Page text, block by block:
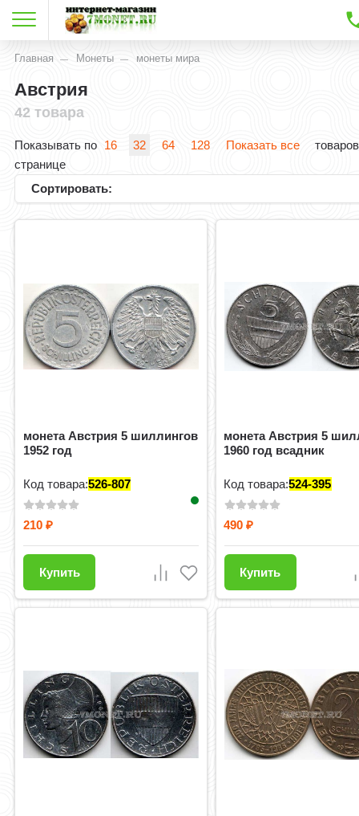
Главная Монеты монеты мира
Австрия
42 товара
Показывать по 16 32 64 128 Показать все
странице
Сортировать:
монета Австрия 5 шиллингов
1952 год
Код товара:526-807
210₽
Купить
монета Австрия 5
1960 год всадник
Код товара:524-395
490₽
Купить